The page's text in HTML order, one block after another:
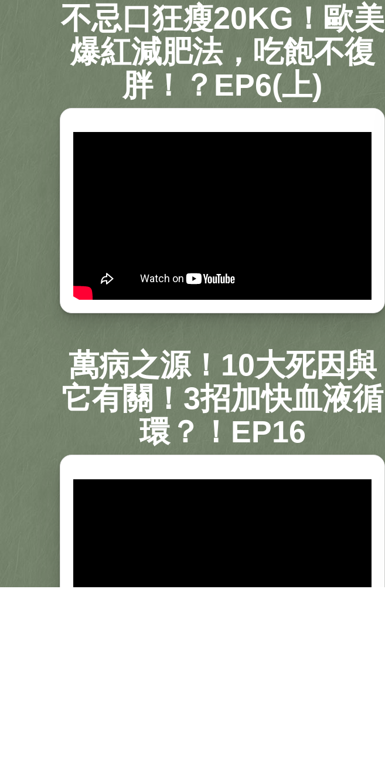
不忌口狂瘦20KG！歐美
爆紅減肥法，吃飽不復
胖！？EP6(上)
萬病之源！10大死因與
它有關！3招加快血液循
環？！EP16